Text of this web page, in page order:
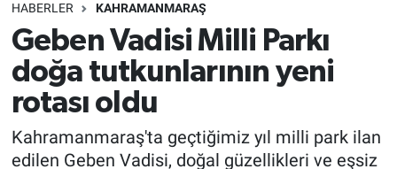
HABERLER KAHRAMANMARAŞ
Geben Vadisi Milli Parkı
doğa tutkunlarının yeni
rotası oldu
Kahramanmaraş'ta geçtiğimiz yıl milli park ilan
edilen Geben Vadisi, doğal güzellikleri ve eşsiz
Politika
Ekonomi
Spor
İstanbul Namaz Vakitleri
İstanbul Trafik Yoğunluk Haritası
Süper Lig Puan Durumu ve Fikstür
Tüm Manşetler